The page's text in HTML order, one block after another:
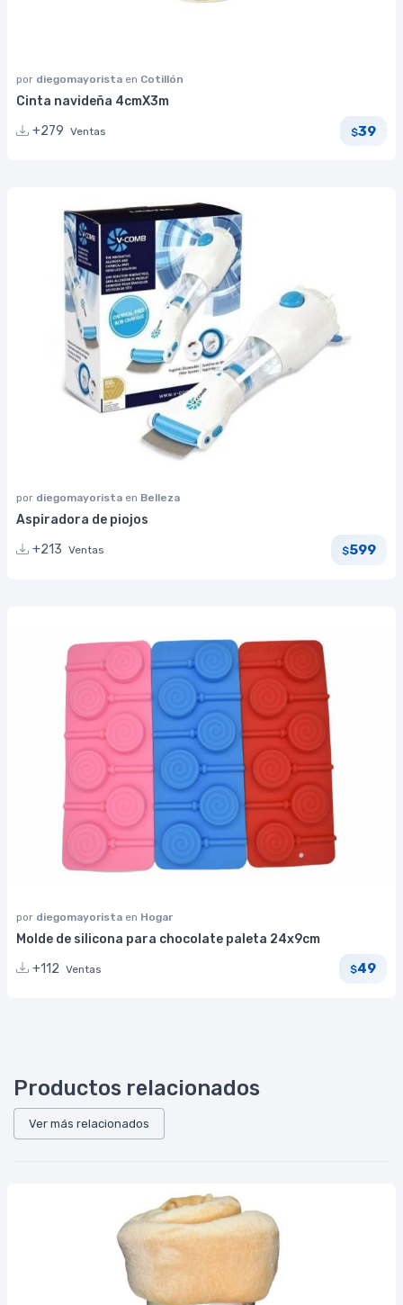
por diegomayorista en Cotillón
Cinta navideña 4cmX3m
+279 Ventas $39
por diegomayorista en Belleza
Aspiradora de piojos
+213 Ventas $599
por diegomayorista en Hogar
Molde de silicona para chocolate paleta 24x9cm
+112 Ventas $49
Productos relacionados
Ver más relacionados